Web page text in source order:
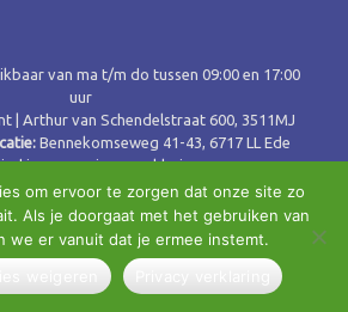
van ma t/m do tussen 09:00 en 17:00
uur
| Arthur van Schendelstraat 600, 3511MJ
Bennekomseweg 41-43, 6717 LL Ede
je onze privacyverklaring
om ervoor te zorgen dat onze site zo
Als je doorgaat met het gebruiken van
we er vanuit dat je ermee instemt.